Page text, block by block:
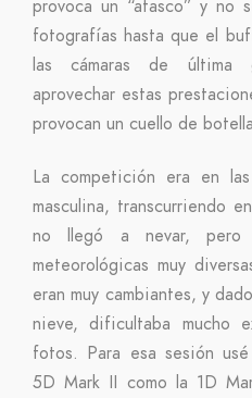
provoca un “atasco” y no
fotografías hasta que el
las cámaras de última
aprovechar estas
provocan un cuello de
La competición era en
masculina, transcurriendo
no llegó a nevar, pero
meteorológicas muy
eran muy cambiantes, y
nieve, dificultaba mucho
fotos. Para esa sesión
5D Mark II como la 1D